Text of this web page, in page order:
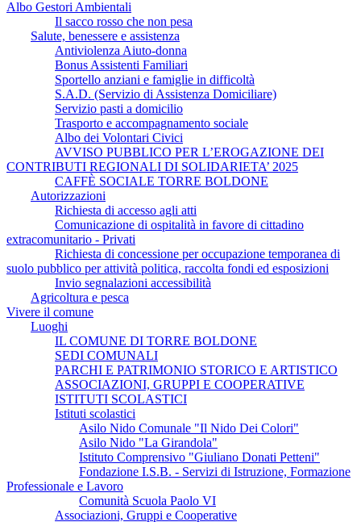
Albo Gestori Ambientali
Il sacco rosso che non pesa
Salute, benessere e assistenza
Antiviolenza Aiuto-donna
Bonus Assistenti Familiari
Sportello anziani e famiglie in difficoltà
S.A.D. (Servizio di Assistenza Domiciliare)
Servizio pasti a domicilio
Trasporto e accompagnamento sociale
Albo dei Volontari Civici
AVVISO PUBBLICO PER L’EROGAZIONE DEI
CONTRIBUTI REGIONALI DI SOLIDARIETA’ 2025
CAFFÈ SOCIALE TORRE BOLDONE
Autorizzazioni
Richiesta di accesso agli atti
Comunicazione di ospitalità in favore di cittadino
extracomunitario - Privati
Richiesta di concessione per occupazione temporanea di
suolo pubblico per attività politica, raccolta fondi ed esposizioni
Invio segnalazioni accessibilità
Agricoltura e pesca
Vivere il comune
Luoghi
IL COMUNE DI TORRE BOLDONE
SEDI COMUNALI
PARCHI E PATRIMONIO STORICO E ARTISTICO
ASSOCIAZIONI, GRUPPI E COOPERATIVE
ISTITUTI SCOLASTICI
Istituti scolastici
Asilo Nido Comunale "Il Nido Dei Colori"
Asilo Nido "La Girandola"
Istituto Comprensivo "Giuliano Donati Petteni"
Fondazione I.S.B. - Servizi di Istruzione, Formazione
Professionale e Lavoro
Comunità Scuola Paolo VI
Associazioni, Gruppi e Cooperative